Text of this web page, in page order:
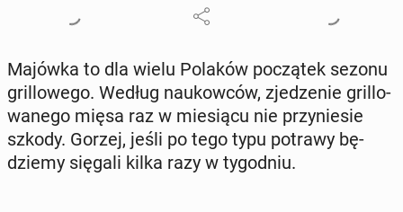
Majówka to dla wielu Polaków po­czą­tek sezonu
gril­lo­we­go. Według na­ukow­ców, zje­dze­nie gril­lo­
wa­ne­go mięsa raz w mie­sią­cu nie przy­nie­sie
szkody. Gorzej, jeśli po tego typu potrawy bę­
dzie­my sięgali kilka razy w ty­go­dniu.